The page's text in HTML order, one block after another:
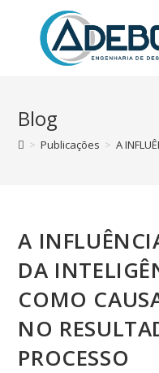
Blog
> Publicações > A
A
DA
COMO
NO
PROCESSO